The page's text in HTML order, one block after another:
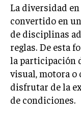
GESTIÓN
ANÁLISIS
GESTIÓN
La diversidad
convertido en
de disciplinas
reglas. De esta
la participación
visual, motora
disfrutar de la
de condiciones.